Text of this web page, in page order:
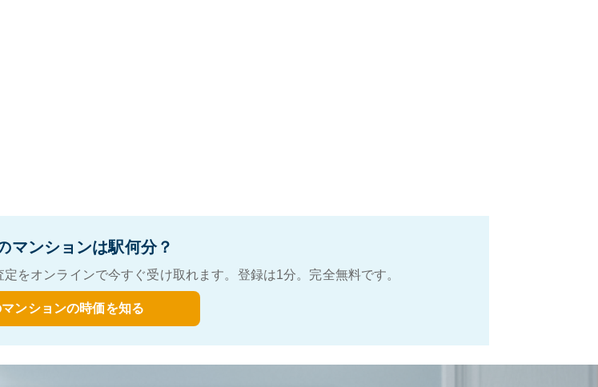
マンションは駅何分？
をオンラインで今すぐ受け取れます。登録は1分。完全無料です。
ンションの時価を知る